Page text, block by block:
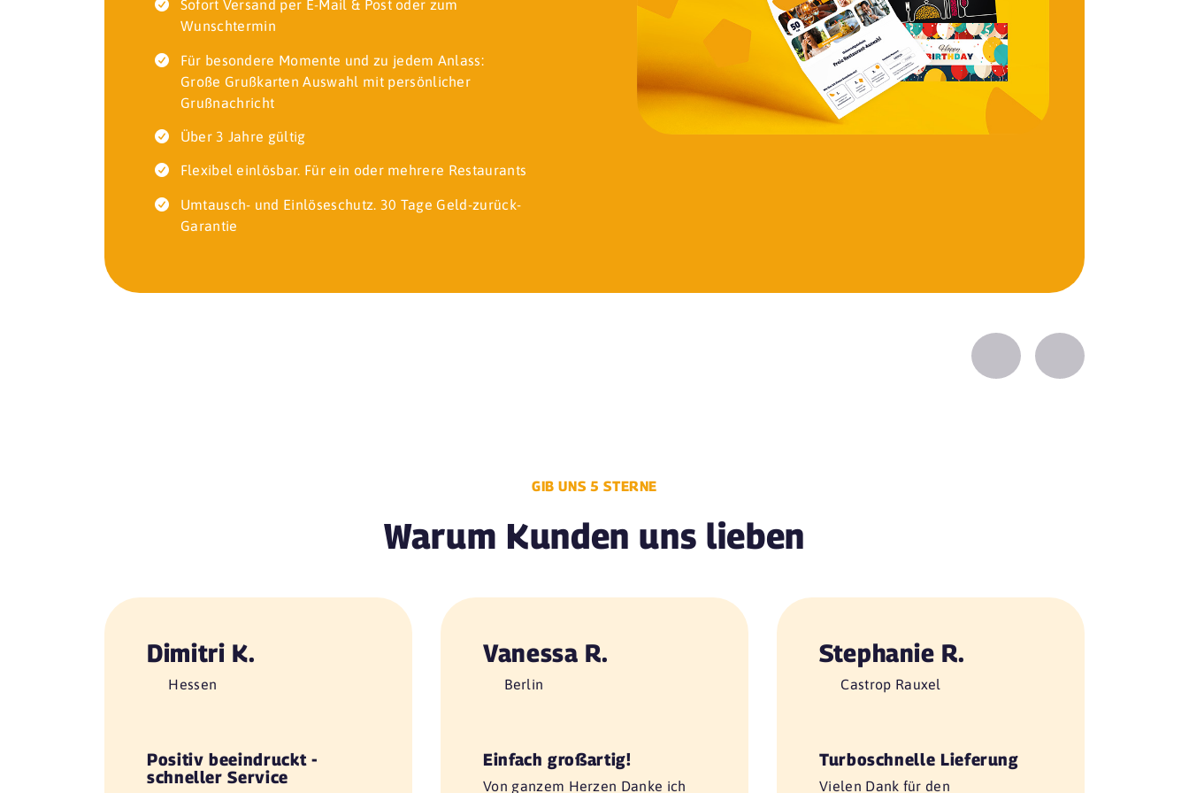
Sofort Versand per E-Mail & Post oder zum
Wunschtermin
Für besondere Momente und zu jedem Anlass:
Große Grußkarten Auswahl mit persönlicher
Grußnachricht
Über 3 Jahre gültig
Flexibel einlösbar. Für ein oder mehrere Restaurants
Umtausch- und Einlöseschutz. 30 Tage Geld-zurück-
Garantie
Zurück Vorwärts
GIB UNS 5 STERNE
Warum Kunden uns lieben
Dimitri K.
Hessen
Positiv beeindruckt -
schneller Service
Vanessa R.
Berlin
Einfach großartig!
Von ganzem Herzen Danke ich
Stephanie R.
Castrop Rauxel
Turboschnelle Lieferung
Vielen Dank für den